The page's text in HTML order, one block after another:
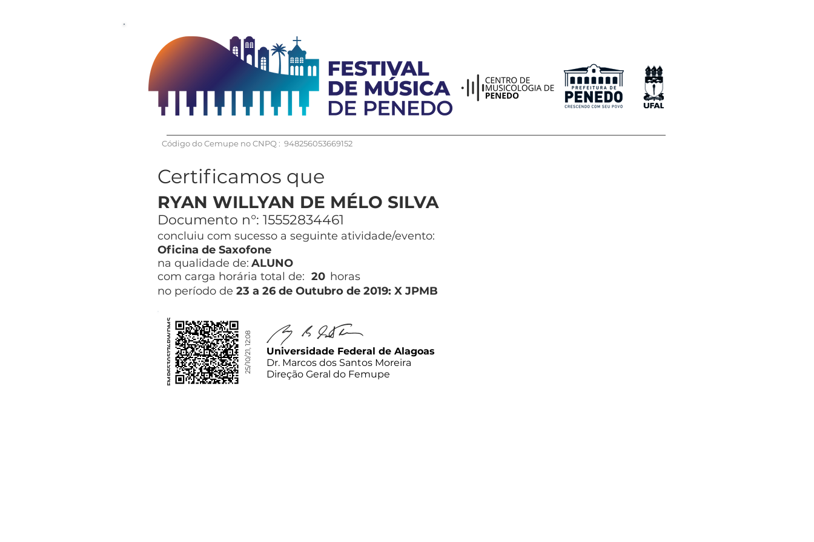
Código do Cemupe no CNPQ : 948256053669152
Certificamos que
RYAN WILLYAN DE MÉLO SILVA
Documento n°: 15552834461
concluiu com sucesso a seguinte atividade/evento:
Oficina de Saxofone
na qualidade de: ALUNO
com carga horária total de: 20 horas
no período de 23 a 26 de Outubro de 2019: X JPMB
FMP65305174RWDMS 25/10/21, 12:08
Universidade Federal de Alagoas
Dr. Marcos dos Santos Moreira
Direção Geral do Femupe